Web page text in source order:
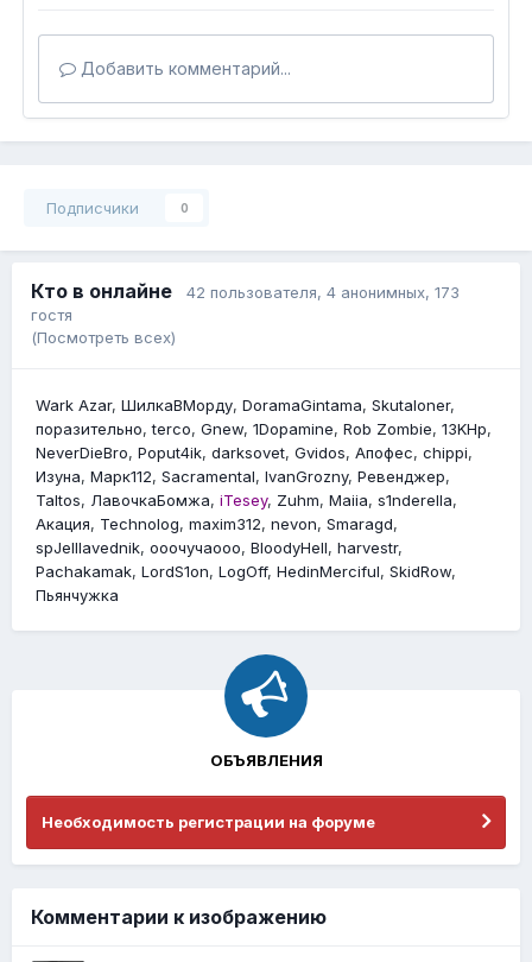
Добавить комментарий...
Подписчики 0
Кто в онлайне 42 пользователя, 4 анонимных, 173
гостя
(Посмотреть всех)
Wark Azar ШилкаВМорду DoramaGintama Skutaloner
поразительно terco Gnew 1Dopamine Rob Zombie 13KHp
NeverDieBro Poput4ik darksovet Gvidos Апофес chippi
Изyна Марк112 Sacramental IvanGrozny Ревенджер
Taltos
ЛавочкаБомжа iTesey Zuhm Maiia s1nderella
Акация
Technolog maxim312 nevon Smaragd
spJeIIIavednik ооочучаооо BloodyHell harvestr
Pachakamak LordS1on LogOff HedinMerciful SkidRow
Пьянчужка
ОБЪЯВЛЕНИЯ
Необходимость регистрации на форуме
Комментарии к изображению